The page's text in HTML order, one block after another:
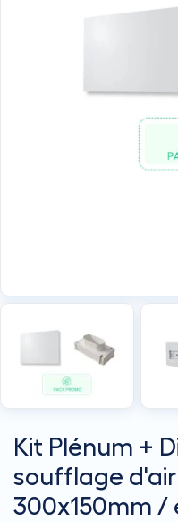
Kit Plénum +
soufflage
300x150mm /